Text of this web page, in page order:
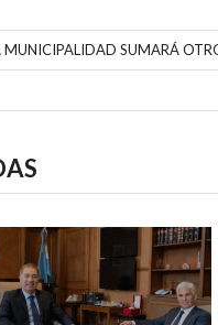
MUNICIPALIDAD SUMARÁ